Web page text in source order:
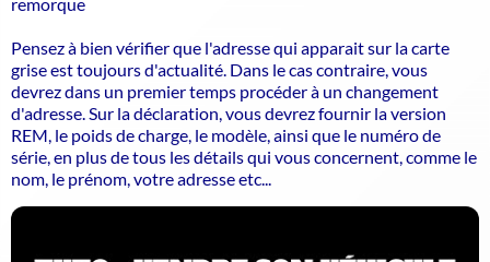
Pensez à bien vérifier que l'adresse qui apparait sur la carte
grise est toujours d'actualité. Dans le cas contraire, vous
devrez dans un premier temps procéder à un changement
d'adresse. Sur la déclaration, vous devrez fournir la version
REM, le poids de charge, le modèle, ainsi que le numéro de
série, en plus de tous les détails qui vous concernent, comme le
nom, le prénom, votre adresse etc...